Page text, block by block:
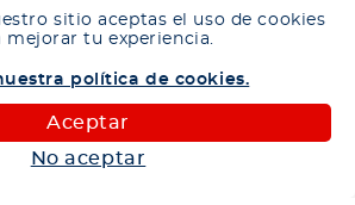
sitio aceptas el uso de cookies
mejorar tu experiencia.
política de cookies.
Aceptar
No aceptar
ver los productos disponibles en tu zona